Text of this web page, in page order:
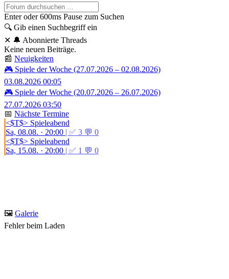
Enter oder 600ms Pause zum Suchen
🔍 Gib einen Suchbegriff ein
✕ 🔔 Abonnierte Threads
Keine neuen Beiträge.
📰 Neuigkeiten
🎮 Spiele der Woche (27.07.2026 – 02.08.2026)
03.08.2026 00:05
🎮 Spiele der Woche (20.07.2026 – 26.07.2026)
27.07.2026 03:50
📅 Nächste Termine
<$T$> Spieleabend
Sa, 08.08. · 20:00 | ✅ 3 💬 0
<$T$> Spieleabend
Sa, 15.08. · 20:00 | ✅ 1 💬 0
🖼️ Galerie
Fehler beim Laden